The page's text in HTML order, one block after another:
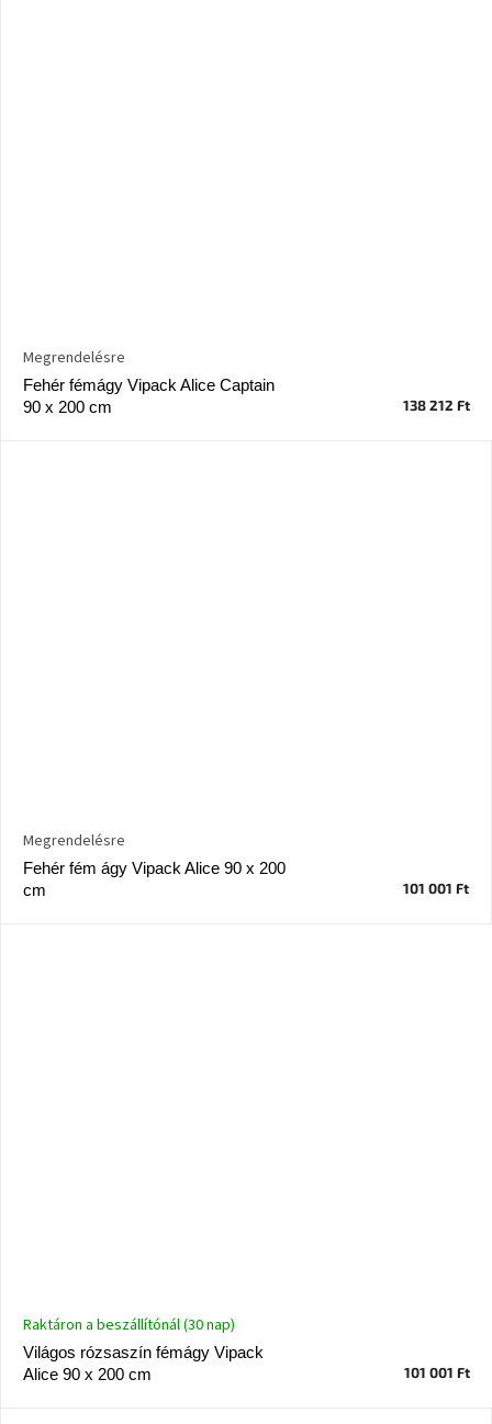
Fehér fémágy Vipack Alice Captain
90 x 200 cm
Megrendelésre
138 212 Ft
Fehér fém ágy Vipack Alice 90 x 200
cm
Megrendelésre
101 001 Ft
Világos rózsaszín fémágy Vipack
Alice 90 x 200 cm
Raktáron a beszállítónál (30 nap)
101 001 Ft